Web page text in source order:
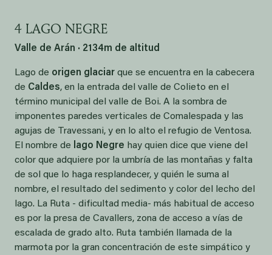
4 LAGO NEGRE
Valle de Arán · 2134m de altitud
Lago de origen glaciar que se encuentra en la cabecera
de Caldes, en la entrada del valle de Colieto en el
término municipal del valle de Boi. A la sombra de
imponentes paredes verticales de Comalespada y las
agujas de Travessani, y en lo alto el refugio de Ventosa.
El nombre de lago Negre hay quien dice que viene del
color que adquiere por la umbría de las montañas y falta
de sol que lo haga resplandecer, y quién le suma al
nombre, el resultado del sedimento y color del lecho del
lago. La Ruta - dificultad media- más habitual de acceso
es por la presa de Cavallers, zona de acceso a vías de
escalada de grado alto. Ruta también llamada de la
marmota por la gran concentración de este simpático y